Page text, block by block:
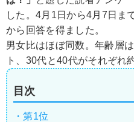
した。4月1日から4月7日ま
から回答を得ました。
男女比はほぼ同数。年齢層
ト、30代と40代がそれぞれ
目次
・第1位